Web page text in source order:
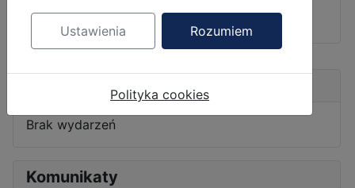
Nadchodzące wydarzenia
Brak wydarzeń
Komunikaty
Ustawienia Rozumiem
Polityka cookies